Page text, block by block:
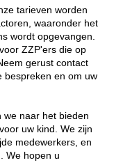
tarieven worden
waaronder het
wordt opgevangen.
ZZP'ers die op
gerust contact
bespreken en om uw
we naar het bieden
uw kind. We zijn
medewerkers, en
We hopen u